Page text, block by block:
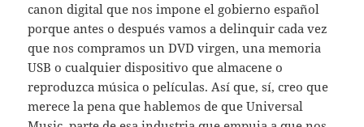
canon digital que nos impone el gobierno español
porque antes o después vamos a delinquir cada vez
que nos compramos un DVD virgen, una memoria
USB o cualquier dispositivo que almacene o
reproduzca música o películas. Así que, sí, creo que
merece la pena que hablemos de que Universal